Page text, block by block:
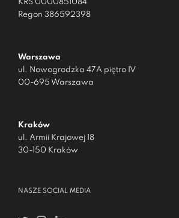
KRS 0000851084
Regon 386592398
Warszawa
ul. Nowogrodzka 47A piętro IV
00-695 Warszawa
Kraków
ul. Armii Krajowej 18
30-150 Kraków
NASZE SOCIAL MEDIA